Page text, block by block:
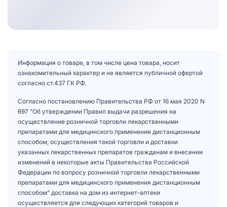
Информация о товаре, в том числе цена товара, носит
ознакомительный характер и не является публичной офертой
согласно ст.437 ГК РФ.
Согласно постановлению Правительства РФ от 16 мая 2020 N
697 "Об утверждении Правил выдачи разрешения на
осуществление розничной торговли лекарственными
препаратами для медицинского применения дистанционным
способом, осуществления такой торговли и доставки
указанных лекарственных препаратов гражданам и внесении
изменений в некоторые акты Правительства Российской
Федерации по вопросу розничной торговли лекарственными
препаратами для медицинского применения дистанционным
способом" доставка на дом из интернет-аптеки
осуществляется для следующих категорий товаров и